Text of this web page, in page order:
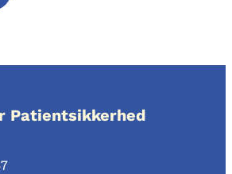
Patientsikkerhed